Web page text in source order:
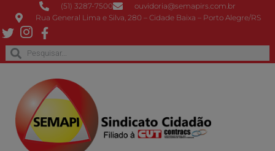
(51) 3287-7500
ouvidoria@semapirs.com.br
Rua General Lima e Silva, 280 – Cidade Baixa – Porto Alegre/RS